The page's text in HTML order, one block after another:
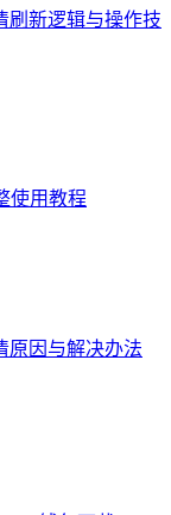
刷新逻辑与操作技
使用教程
原因与解决办法